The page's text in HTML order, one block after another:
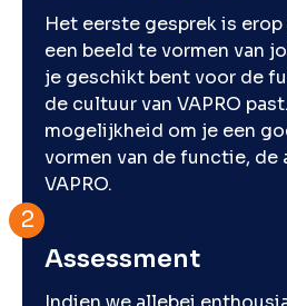
Het eerste gesprek is
een beeld te vormen van
je geschikt bent voor de
de cultuur van VAPRO
mogelijkheid om je een
vormen van de functie, de
VAPRO.
Assessment